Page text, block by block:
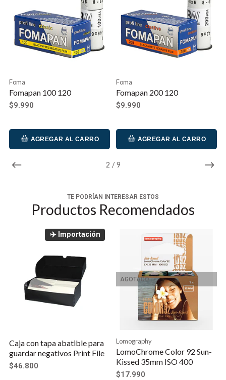
2 / 9
Foma
Fomapan 100 120
$9.990
AGREGAR AL CARRO
Foma
Fomapan 200 120
$9.990
AGREGAR AL CARRO
TE PODRÍAN INTERESAR ESTOS
Productos Recomendados
✈️ Importación
Caja con tapa abatible para
guardar negativos Print File
$46.800
AGOTADO
Lomography
LomoChrome Color 92 Sun-
Kissed 35mm ISO 400
$17.990